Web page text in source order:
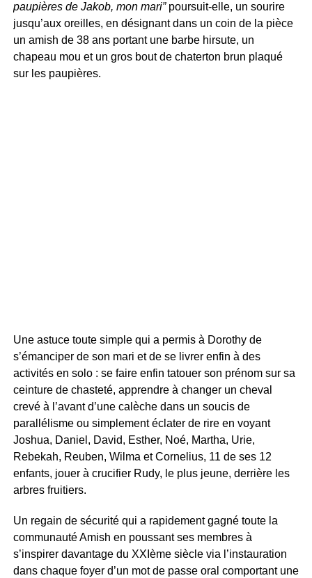
paupières de Jakob, mon mari” poursuit-elle, un sourire
jusqu’aux oreilles, en désignant dans un coin de la pièce
un amish de 38 ans portant une barbe hirsute, un
chapeau mou et un gros bout de chaterton brun plaqué
sur les paupières.
Une astuce toute simple qui a permis à Dorothy de
s’émanciper de son mari et de se livrer enfin à des
activités en solo : se faire enfin tatouer son prénom sur sa
ceinture de chasteté, apprendre à changer un cheval
crevé à l’avant d’une calèche dans un soucis de
parallélisme ou simplement éclater de rire en voyant
Joshua, Daniel, David, Esther, Noé, Martha, Urie,
Rebekah, Reuben, Wilma et Cornelius, 11 de ses 12
enfants, jouer à crucifier Rudy, le plus jeune, derrière les
arbres fruitiers.
Un regain de sécurité qui a rapidement gagné toute la
communauté Amish en poussant ses membres à
s’inspirer davantage du XXIème siècle via l’instauration
dans chaque foyer d’un mot de passe oral comportant une